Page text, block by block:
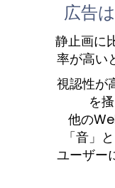
広告
静止画に
率が高い
視認性が
を
他の
「音」
ユーザー